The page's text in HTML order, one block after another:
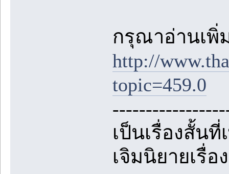
กรุณาอ่านเพิ่
http://
topic=459.0
เป็นเรื่องสั้น
เจิมนิยายเรื่